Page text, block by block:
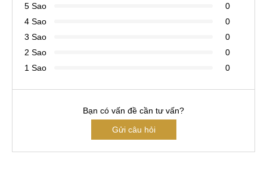
5 Sao
0
4 Sao
0
3 Sao
0
2 Sao
0
1 Sao
0
Bạn có vấn đề cần tư vấn?
Gửi câu hỏi